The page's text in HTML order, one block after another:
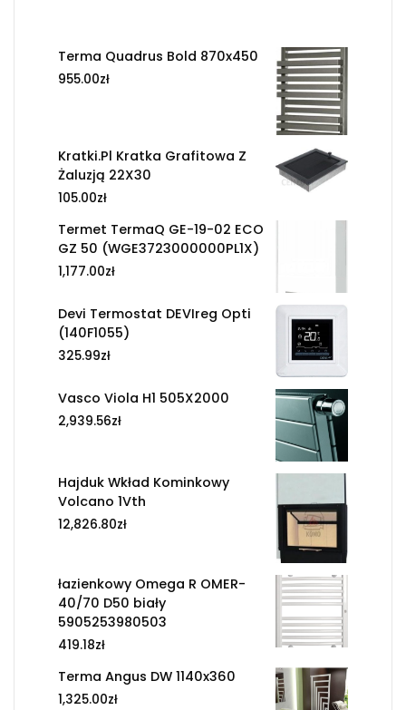
Terma Quadrus Bold 870x450
955.00zł
Kratki.Pl Kratka Grafitowa Z
Żaluzją 22X30
105.00zł
Termet TermaQ GE-19-02 ECO
GZ 50 (WGE3723000000PL1X)
1,177.00zł
Devi Termostat DEVIreg Opti
(140F1055)
325.99zł
Vasco Viola H1 505X2000
2,939.56zł
Hajduk Wkład Kominkowy
Volcano 1Vth
12,826.80zł
łazienkowy Omega R OMER-
40/70 D50 biały
5905253980503
419.18zł
Terma Angus DW 1140x360
1,325.00zł